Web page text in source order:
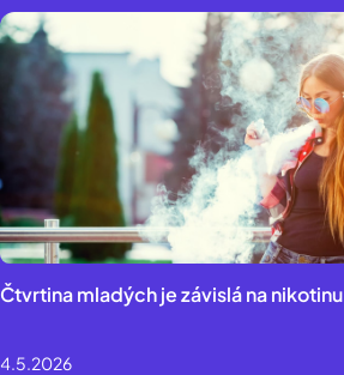
Čtvrtina mladých je závislá na nikotinu
4.5.2026